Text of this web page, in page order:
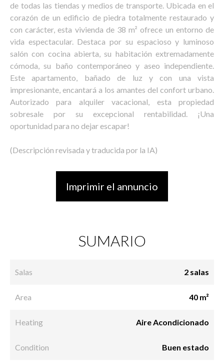
de todas las tiendas y medios de transporte. Ubicada en el
corazón de un edificio de piedra totalmente restaurado y
con carácter, esta vivienda de 38 m² ofrece un entorno de
vida espectacular. Destaca por su espacioso y luminoso
salón con cocina abierta, su habitación extremadamente
cómoda, su baño contemporáneo y aseo independiente.
Este apartamento, bañado de luz y con una vista
impresionante, encantará a los amantes del confort urbano.
Autorizado para alquiler vacacional, esta propiedad
sobresale por su excepcional rentabilidad. ¡Una
oportunidad para no dejar escapar!
(Descripción revisada y traducida por la IA)
Imprimir el annuncio
SUMARIO
Salas 2 salas
Area 40 m²
Heating Aire Acondicionado
Condition Buen estado